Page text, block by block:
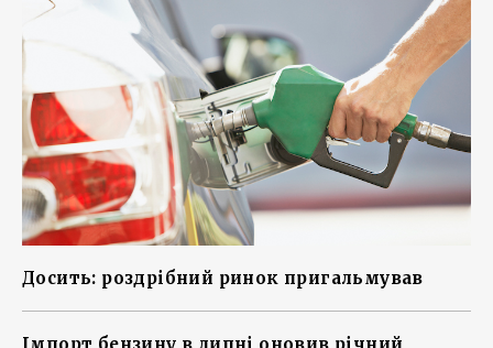
Досить: роздрібний ринок пригальмував